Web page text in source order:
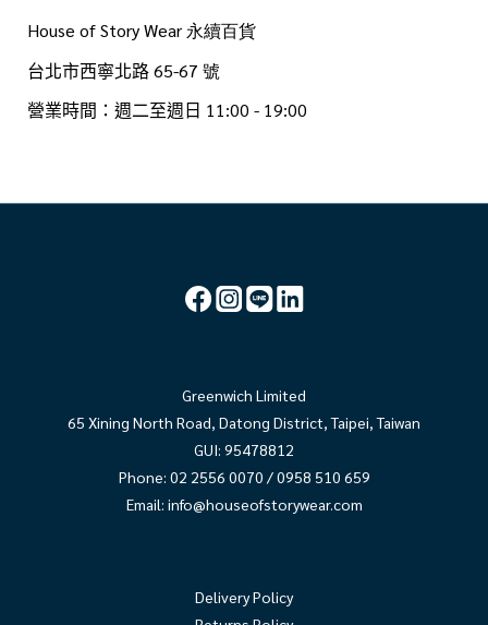
House of Story Wear 永續百貨
台北市西寧北路 65-67 號
營業時間：週二至週日 11:00 - 19:00
Greenwich Limited
65 Xining North Road, Datong District, Taipei, Taiwan
GUI: 95478812
Phone: 02 2556 0070 / 0958 510 659
Email: info@houseofstorywear.com
Delivery Policy